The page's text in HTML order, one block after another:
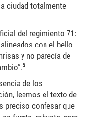
ciudad totalmente
del regimiento 71:
con el bello
y no parecía de
5
de los
leemos el texto de
preciso confesar que